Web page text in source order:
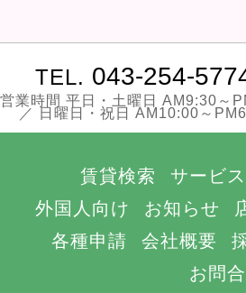
TEL. 043-254-
営業時間 平日・土曜日 AM9:30～
／ 日曜日・祝日 AM10:00～
賃貸検索 サービ
外国人向け
お知らせ
各種申請
会社概要
お問